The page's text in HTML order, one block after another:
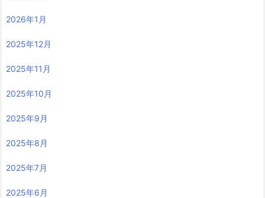
2026年1月
2025年12月
2025年11月
2025年10月
2025年9月
2025年8月
2025年7月
2025年6月